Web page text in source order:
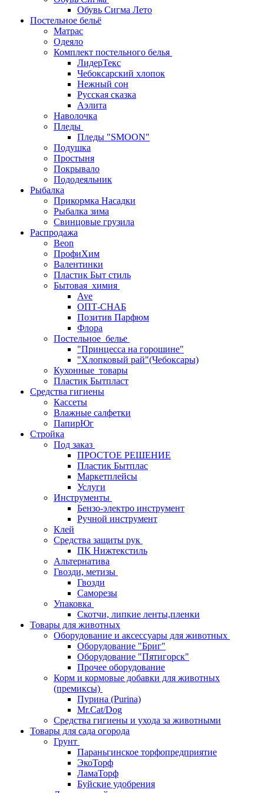
Обувь Сигма Лето
Постельное бельё
Матрас
Одеяло
Комплект постельного белья
ЛидерТекс
Чебоксарский хлопок
Нежный сон
Русская сказка
Аэлита
Наволочка
Пледы
Пледы "SMOON"
Подушка
Простыня
Покрывало
Пододеяльник
Рыбалка
Прикормка Насадки
Рыбалка зима
Свинцовые грузила
Распродажа
Beon
ПрофиХим
Валентинки
Пластик Быт стиль
Бытовая_химия
Ave
ОПТ-СНАБ
Позитив Парфюм
Флора
Постельное_белье
"Принцесса на горошине"
"Хлопковый рай"(Чебоксары)
Кухонные_товары
Пластик Бытпласт
Средства гигиены
Кассеты
Влажные салфетки
ПапирЮг
Стройка
Под заказ
ПРОСТОЕ РЕШЕНИЕ
Пластик Бытплас
Маркетплейсы
Услуги
Инструменты
Бензо-электро инструмент
Ручной инструмент
Клей
Средства защиты рук
ПК Нижтекстиль
Альтернатива
Гвозди, метизы
Гвозди
Саморезы
Упаковка
Скотчи, липкие ленты,пленки
Товары для животных
Оборудование и аксессуары для животных
Оборудование "Бриг"
Оборудование "Пятигорск"
Прочее оборудование
Корм и кормовые добавки для животных
(премиксы)
Пурина (Purina)
Mr.Cat/Dog
Средства гигиены и ухода за животными
Товары для сада огорода
Грунт
Параньгинское торфопредприятие
ЭкоТорф
ЛамаТорф
Буйские удобрения